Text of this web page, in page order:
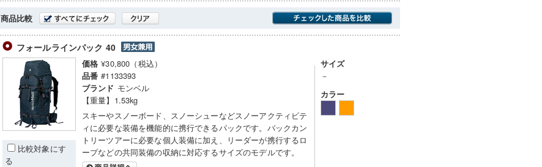
商品比較
フォールラインパック 40
比較対象にす
る
価格 ¥30,800（税込）
品番 #1133393
ブランド モンベル
【重量】1.53kg
スキーやスノーボード、スノーシューなどスノーアクティビテ
ィに必要な装備を機能的に携行できるパックです。バックカン
トリーツアーに必要な個人装備に加え、リーダーが携行するロ
ープなどの共同装備の収納に対応するサイズのモデルです。
サイズ
－
カラー